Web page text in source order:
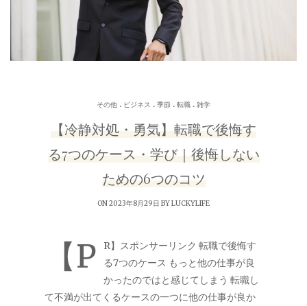
その他 . ビジネス . 季節 . 転職 . 雑学
【冷静対処・勇気】転職で後悔す
る7つのケース・学び｜後悔しない
ための6つのコツ
ON 2023年8月29日 BYLUCKYLIFE
【P
R】スポンサーリンク 転職で後悔す
る7つのケース もっと他の仕事が良
かったのではと感じてしまう 転職し
て不満が出てくるケースの一つに他の仕事が良か